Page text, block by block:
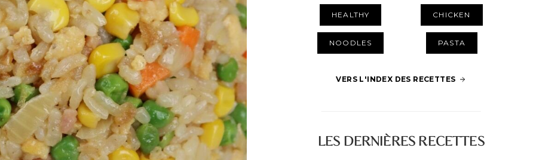
HEALTHY CHICKEN
NOODLES PASTA
VERS L'INDEX DES RECETTES
LES DERNIÈRES RECETTES